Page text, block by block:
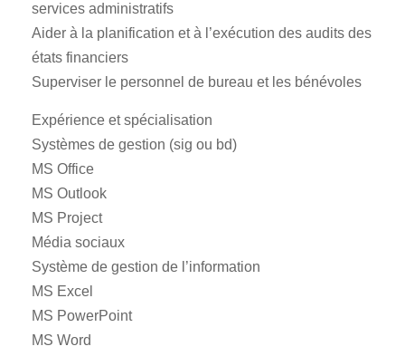
services administratifs
Aider à la planification et à l’exécution des audits des
états financiers
Superviser le personnel de bureau et les bénévoles
Expérience et spécialisation
Systèmes de gestion (sig ou bd)
MS Office
MS Outlook
MS Project
Média sociaux
Système de gestion de l’information
MS Excel
MS PowerPoint
MS Word